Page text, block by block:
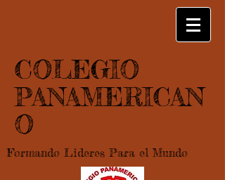
COLEGIO
PANAMERICAN
O
Formando Lideres Para el Mundo